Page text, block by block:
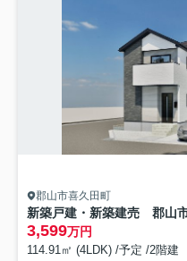
郡山市喜久田町
3,599万円
114.91㎡ (4LDK) /予定 /2階建